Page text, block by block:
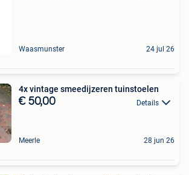
Waasmunster 24 jul 26
4x vintage smeedijzeren tuinstoelen
€ 50,00 Details
Meerle 28 jun 26